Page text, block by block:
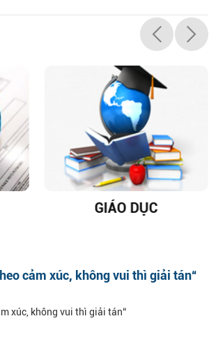
GIÁO DỤC
cảm xúc, không vui thì giải tán“
xúc, không vui thì giải tán“